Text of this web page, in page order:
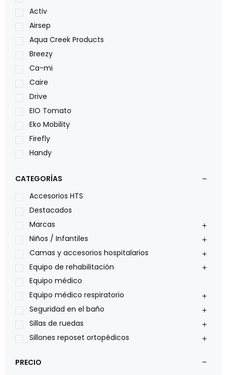
Activ
Airsep
Aqua Creek Products
Breezy
Ca-mi
Caire
Drive
EIO Tomato
Eko Mobility
Firefly
Handy
Leggero
Lumex
Medical Store
Nidek
Oxiplus
Philips
Pride
Roho
Sillas de ruedas Everest Jennings
Stealth products
Xiehe Medical
CATEGORÍAS
Accesorios HTS
Destacados
Marcas
Niños / Infantiles
Camas y accesorios hospitalarios
Equipo de rehabilitación
Equipo médico
Equipo médico respiratorio
Seguridad en el baño
Sillas de ruedas
Sillones reposet ortopédicos
PRECIO